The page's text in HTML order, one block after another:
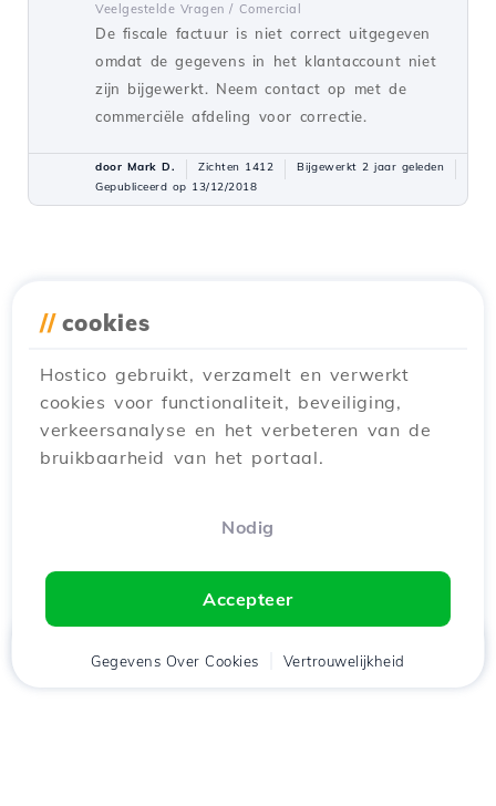
Veelgestelde Vragen / Comercial
De fiscale factuur is niet correct uitgegeven
omdat de gegevens in het klantaccount niet
zijn bijgewerkt. Neem contact op met de
commerciële afdeling voor correctie.
door Mark D. Zichten 1412
Bijgewerkt 2 jaar geleden
Gepubliceerd op 13/12/2018
// cookies
Hostico gebruikt, verzamelt en verwerkt
cookies voor functionaliteit, beveiliging,
verkeersanalyse en het verbeteren van de
bruikbaarheid van het portaal.
Nodig
Accepteer
Gegevens Over Cookies Vertrouwelijkheid
Cliënt
Winkelwagen
Chat